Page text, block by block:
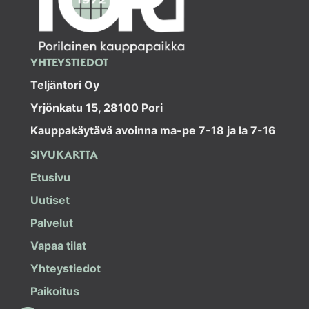
YHTEYSTIEDOT
Teljäntori Oy
Yrjönkatu 15, 28100 Pori
Kauppakäytävä avoinna ma-pe 7-18 ja la 7-16
SIVUKARTTA
Etusivu
Uutiset
Palvelut
Vapaa tilat
Yhteystiedot
Paikoitus